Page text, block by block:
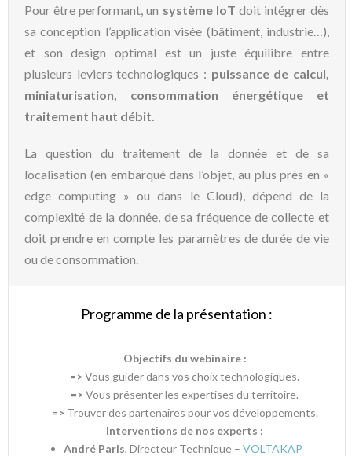
Pour être performant, un système IoT doit intégrer dès
sa conception l’application visée (bâtiment, industrie…),
et son design optimal est un juste équilibre entre
plusieurs leviers technologiques : puissance de calcul,
miniaturisation, consommation énergétique et
traitement haut débit.
La question du traitement de la donnée et de sa
localisation (en embarqué dans l’objet, au plus près en «
edge computing » ou dans le Cloud), dépend de la
complexité de la donnée, de sa fréquence de collecte et
doit prendre en compte les paramètres de durée de vie
ou de consommation.
Programme de la présentation :
Objectifs du webinaire :
=>Vous guider dans vos choix technologiques.
=>Vous présenter les expertises du territoire.
=> Trouver des partenaires pour vos développements.
Interventions de nos experts :
André Paris, Directeur Technique – VOLTAKAP